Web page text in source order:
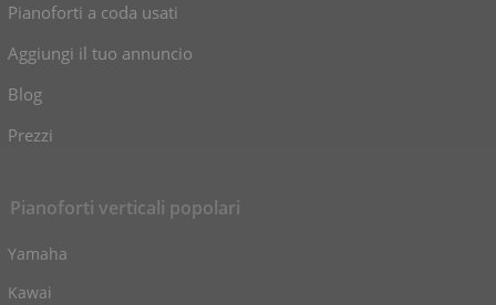
Pianoforti a coda usati
Aggiungi il tuo annuncio
Blog
Prezzi
Pianoforti verticali popolari
Yamaha
Kawai